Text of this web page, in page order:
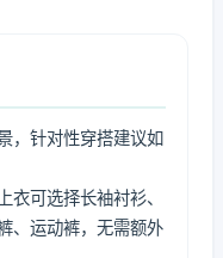
，针对性穿搭建议如
衣可选择长袖衬衫、
、运动裤，无需额外